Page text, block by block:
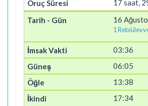
17 saat,
16
1
03:36
06:05
13:38
17:34